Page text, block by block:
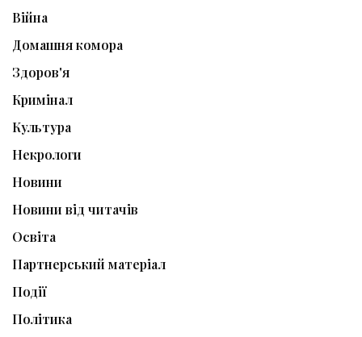
Війна
Домашня комора
Здоров'я
Кримінал
Культура
Некрологи
Новини
Новини від читачів
Освіта
Партнерський матеріал
Події
Політика